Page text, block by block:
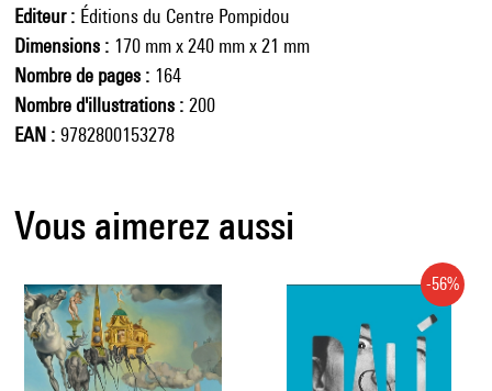
Editeur
Éditions du Centre Pompidou
Dimensions
170 mm x 240 mm x 21 mm
Nombre de pages
164
Nombre d'illustrations
200
EAN
9782800153278
Vous aimerez aussi
-56%